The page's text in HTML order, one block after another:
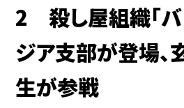
2 殺し屋組織「バ
ジア支部が登場、
生が参戦